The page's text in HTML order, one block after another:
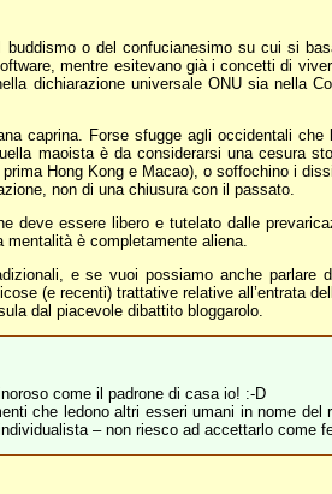
o del confucianesimo su cui si
mentre esitevano già i concetti di
dichiarazione universale ONU sia nella
caprina. Forse sfugge agli occidentali
maoista è da considerarsi una cesura
Hong Kong e Macao), o soffochino i
non di una chiusura con il passato.
deve essere libero e tutelato dalle
è completamente aliena.
e se vuoi possiamo anche parlare
(e recenti) trattative relative all’entrata
dal piacevole dibattito bloggarolo.
come il padrone di casa io! :-D
che ledono altri esseri umani in nome
– non riesco ad accettarlo come